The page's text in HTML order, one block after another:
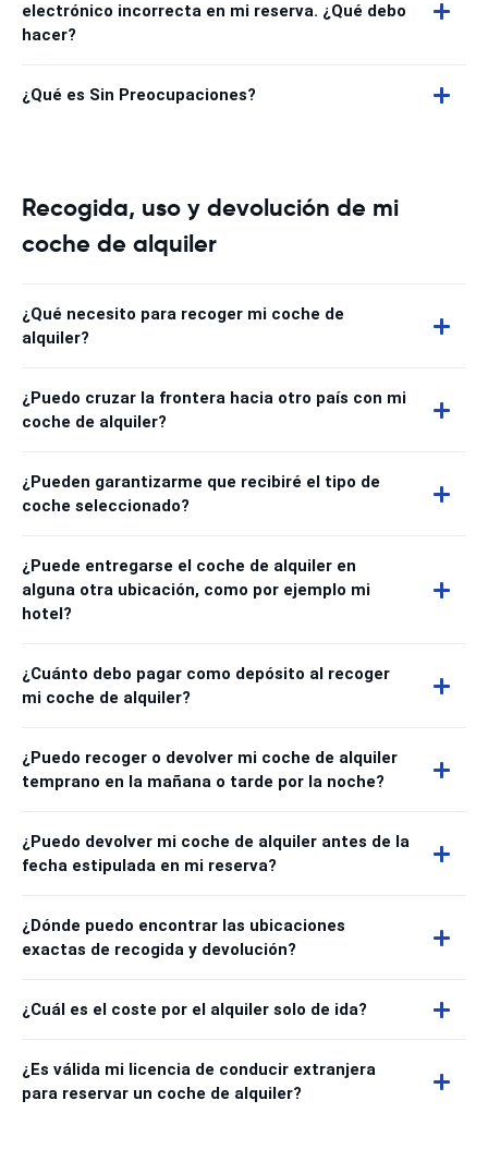
electrónico incorrecta en mi reserva. ¿Qué debo
hacer?
¿Qué es Sin Preocupaciones?
Recogida, uso y devolución de mi
coche de alquiler
¿Qué necesito para recoger mi coche de
alquiler?
¿Puedo cruzar la frontera hacia otro país con mi
coche de alquiler?
¿Pueden garantizarme que recibiré el tipo de
coche seleccionado?
¿Puede entregarse el coche de alquiler en
alguna otra ubicación, como por ejemplo mi
hotel?
¿Cuánto debo pagar como depósito al recoger
mi coche de alquiler?
¿Puedo recoger o devolver mi coche de alquiler
temprano en la mañana o tarde por la noche?
¿Puedo devolver mi coche de alquiler antes de la
fecha estipulada en mi reserva?
¿Dónde puedo encontrar las ubicaciones
exactas de recogida y devolución?
¿Cuál es el coste por el alquiler solo de ida?
¿Es válida mi licencia de conducir extranjera
para reservar un coche de alquiler?